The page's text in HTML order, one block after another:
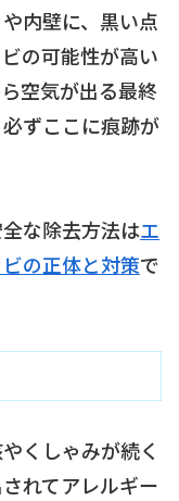
内壁に、黒い点
の可能性が高い
空気が出る最終
ずここに痕跡が
な除去方法はエ
の正体と対策で
くしゃみが続く
れてアレルギー